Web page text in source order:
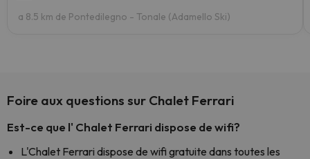
a 8.5 km de Pontedilegno - Tonale (Adamello Ski)
Foire aux questions sur Chalet Ferrari
Est-ce que l' Chalet Ferrari dispose de wifi?
L'Chalet Ferrari dispose de wifi gratuite dans toutes les